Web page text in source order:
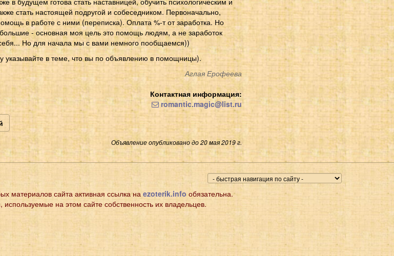
стать настоящей подругой и собеседником. Первоначально,
в работе с ними (переписка). Оплата %-т от заработка. Но
- основная моя цель это помощь людям, а не заработок
Но для начала мы с вами немного пообщаемся))
указывайте в теме, что вы по объявлению в помощницы).
Аглая Ерофеева
Контактная информация:
romantic.magic@list.ru
Объявление опубликовано до 20 мая 2019 г.
материалов сайта активная ссылка на ezoterik.infoобязательна.
на этом сайте собственность их владельцев.